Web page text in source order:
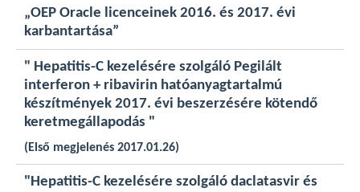
„OEP Oracle licenceinek 2016. és 2017. évi
karbantartása”
" Hepatitis-C kezelésére szolgáló Pegilált
interferon + ribavirin hatóanyagtartalmú
készítmények 2017. évi beszerzésére kötendő
keretmegállapodás "
(Első megjelenés 2017.01.26)
"Hepatitis-C kezelésére szolgáló daclatasvir és